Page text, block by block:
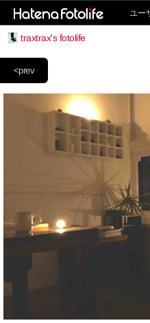
ユー
traxtrax's fotolife
<prev